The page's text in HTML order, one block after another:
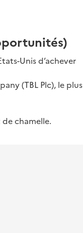
Unis d’achever
(TBL Plc), le plus
chamelle.